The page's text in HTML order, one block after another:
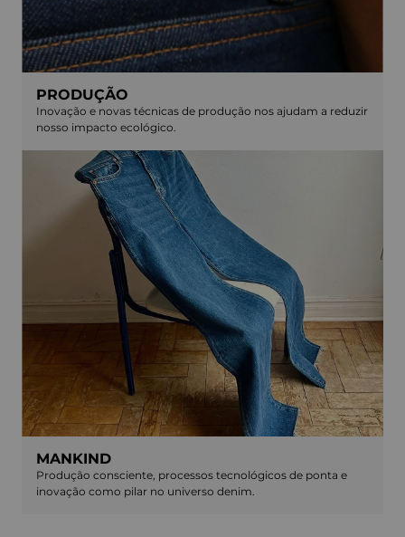
PRODUÇÃO
Inovação e novas técnicas de produção nos ajudam a reduzir
nosso impacto ecológico.
MANKIND
Produção consciente, processos tecnológicos de ponta e
inovação como pilar no universo denim.